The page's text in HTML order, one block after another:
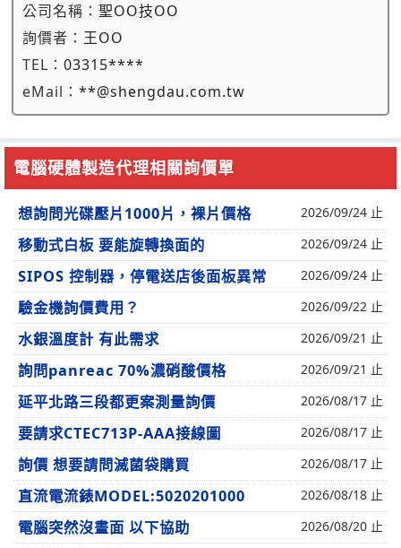
公司名稱： 聖OO技OO
詢價者： 王OO
TEL： 03315****
eMail： **@shengdau.com.tw
電腦硬體製造代理相關詢價單
想詢問光碟壓片1000片，裸片價格 2026/09/24 止
移動式白板 要能旋轉換面的 2026/09/24 止
SIPOS 控制器，停電送店後面板異常 2026/09/24 止
驗金機詢價費用？ 2026/09/22 止
水銀溫度計 有此需求 2026/09/21 止
詢問panreac 70%濃硝酸價格 2026/09/21 止
延平北路三段都更案測量詢價 2026/08/17 止
要請求CTEC713P-AAA接線圖 2026/08/17 止
詢價 想要請問滅菌袋購買 2026/08/17 止
直流電流錶MODEL:5020201000 2026/08/18 止
電腦突然沒畫面 以下協助 2026/08/20 止